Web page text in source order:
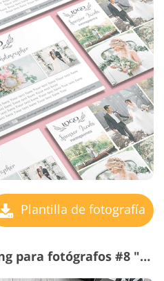
Plantilla de fotografía
Plantillas de marketing para fotógrafos #8 "Family Photography"